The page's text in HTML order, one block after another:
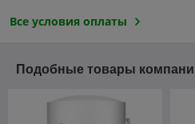
Все условия оплаты
Подобные товары